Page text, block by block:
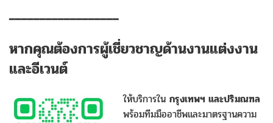
━━━━━━━━━━━━━━━━━━
หากคุณต้องการผู้เชี่ยวชาญด้านงานแต่งงาน
และอีเวนต์
ให้บริการใน กรุงเทพฯ และปริมณฑล
พร้อมทีมมืออาชีพและมาตรฐานความ